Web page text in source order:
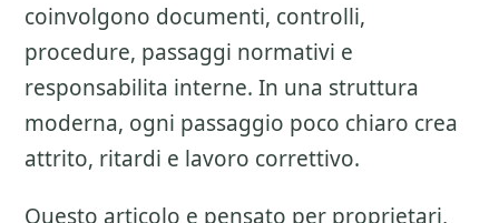
coinvolgono documenti, controlli,
procedure, passaggi normativi e
responsabilita interne. In una struttura
moderna, ogni passaggio poco chiaro crea
attrito, ritardi e lavoro correttivo.
Questo articolo e pensato per proprietari,